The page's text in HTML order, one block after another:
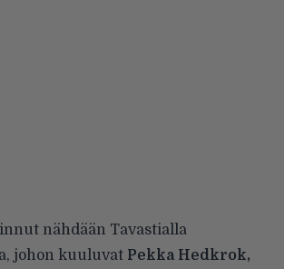
nähdään Tavastialla
johon kuuluvat Pekka Hedkrok,